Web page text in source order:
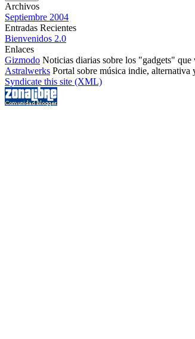
Archivos
Septiembre 2004
Entradas Recientes
Bienvenidos 2.0
Enlaces
Gizmodo Noticias diarias sobre los "gadgets"
Astralwerks Portal sobre música indie, alternativa
Syndicate this site (XML)